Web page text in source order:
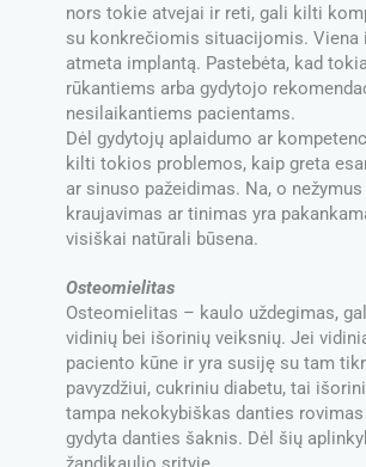
nors tokie atvejai ir reti, gali kilti
su konkrečiomis situacijomis. Viena
atmeta implantą. Pastebėta, kad
rūkantiems arba gydytojo
nesilaikantiems pacientams.
Dėl gydytojų aplaidumo ar
kilti tokios problemos, kaip greta
ar sinuso pažeidimas. Na, o
kraujavimas ar tinimas yra
visiškai natūrali būsena.
Osteomielitas
Osteomielitas – kaulo uždegimas,
vidinių bei išorinių veiksnių. Jei
paciento kūne ir yra susiję su tam
pavyzdžiui, cukriniu diabetu, tai
tampa nekokybiškas danties
gydyta danties šaknis. Dėl šių